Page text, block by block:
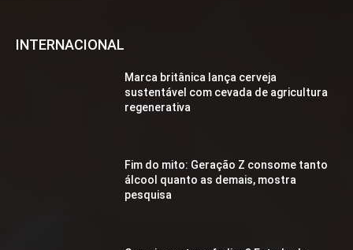
INTERNACIONAL
Marca britânica lança cerveja
sustentável com cevada de agricultura
regenerativa
Fim do mito: Geração Z consome tanto
álcool quanto as demais, mostra
pesquisa